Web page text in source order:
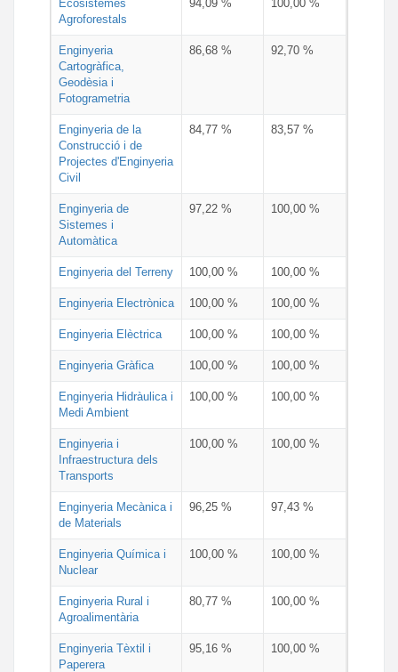
Ecosistemes
Agroforestals
94,09 % 100,00 %
Enginyeria
Cartogràfica,
Geodèsia i
Fotogrametria
86,68 % 92,70 %
Enginyeria de la
Construcció i de
Projectes d'Enginyeria
Civil
84,77 % 83,57 %
Enginyeria de
Sistemes i
Automàtica
97,22 % 100,00 %
Enginyeria del Terreny 100,00 % 100,00 %
Enginyeria Electrònica 100,00 % 100,00 %
Enginyeria Elèctrica 100,00 % 100,00 %
Enginyeria Gràfica 100,00 % 100,00 %
Enginyeria Hidràulica i
Medi Ambient
100,00 % 100,00 %
Enginyeria i
Infraestructura dels
Transports
100,00 % 100,00 %
Enginyeria Mecànica i
de Materials
96,25 % 97,43 %
Enginyeria Química i
Nuclear
100,00 % 100,00 %
Enginyeria Rural i
Agroalimentària
80,77 % 100,00 %
Enginyeria Tèxtil i
Paperera
95,16 % 100,00 %